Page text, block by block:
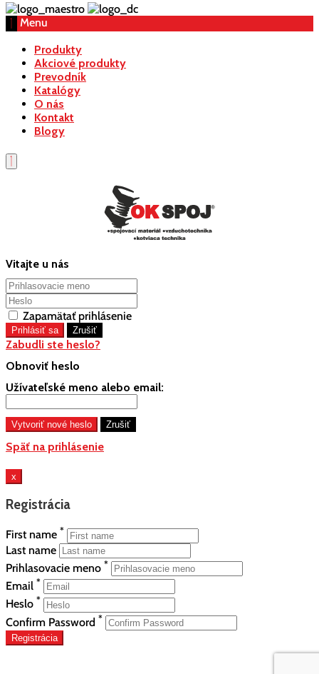
Menu
Produkty
Akciové produkty
Prevodník
Katalógy
O nás
Kontakt
Blogy
Vitajte u nás
Zapamätať prihlásenie
Zabudli ste heslo?
Obnoviť heslo
Užívateľské meno alebo email:
Späť na prihlásenie
x
Registrácia
First name *
Last name
Prihlasovacie meno *
Email *
Heslo *
Confirm Password *
Registrácia